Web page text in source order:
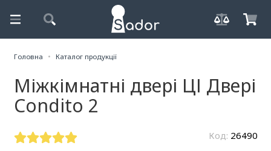
Головна Каталог продукції
Міжкімнатні двері ЦІ Двері
Condito 2
Код: 26490